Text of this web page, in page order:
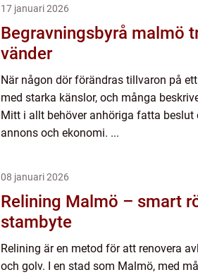
17 januari 2026
Begravningsbyrå malmö tryggt stöd när livet
vänder
När någon dör förändras tillvaron på
med starka känslor, och många
Mitt i allt behöver anhöriga fatta
annons och ekonomi. ...
08 januari 2026
Relining Malmö – smart
stambyte
Relining är en metod för att renovera
och golv. I en stad som Malmö, med